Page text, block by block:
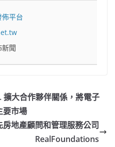
平台
聞
大合作夥伴關係，將電子
要市場
地產顧問和管理服務公司
RealFoundations